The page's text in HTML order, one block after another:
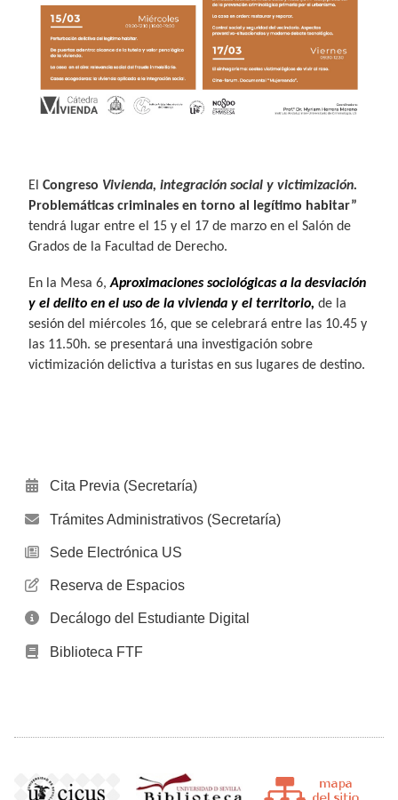
El Congreso Vivienda, integración social y victimización.
Problemáticas criminales en torno al legítimo habitar”
tendrá lugar entre el 15 y el 17 de marzo en el Salón de
Grados de la Facultad de Derecho.
En la Mesa 6,Aproximaciones sociológicas a la desviación
y el delito en el uso de la vivienda y el territorio, de la
sesión del miércoles 16, que se celebrará entre las 10.45 y
las 11.50h. se presentará una investigación sobre
victimización delictiva a turistas en sus lugares de destino.
Cita Previa (Secretaría)
Trámites Administrativos (Secretaría)
Sede Electrónica US
Reserva de Espacios
Decálogo del Estudiante Digital
Biblioteca FTF